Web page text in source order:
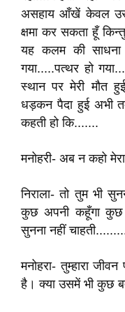
असहाय आँखें केवल
क्षमा कर सकता हूँ
यह कलम की साधना
गया.....पत्थर हो
स्थान पर मेरी मौत
धड़कन पैदा हुई अभी
कहती हो कि.......
मनोहरी- अब न कहो
निराला- तो तुम भी
कुछ अपनी कहूँगा कुछ
सुनना नहीं
मनोहरा- तुम्हारा
है। क्या उसमें भी कुछ